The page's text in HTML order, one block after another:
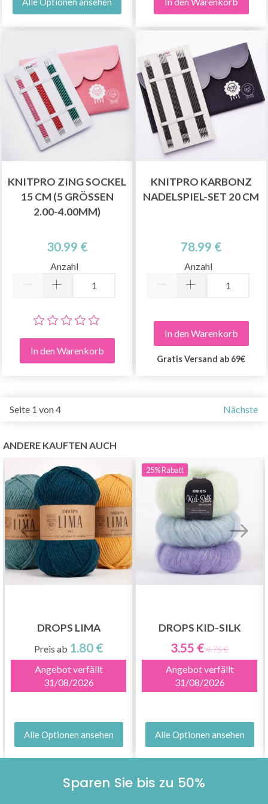
KNITPRO ZING SOCKEL
15 CM (5 GRÖSSEN
2.00-4.00MM)
30.99 €
Anzahl
In den Warenkorb
KNITPRO KARBONZ
NADELSPIEL-SET 20 CM
78.99 €
Anzahl
In den Warenkorb
Gratis Versand ab 69€
Seite 1 von 4 Nächste
ANDERE KAUFTEN AUCH
DROPS LIMA
Preis ab 1.80 €
Angebot verfällt
31/08/2026
Alle Optionen ansehen
25%Rabatt
DROPS KID-SILK
3.55 €4.75 €
Angebot verfällt
31/08/2026
Alle Optionen ansehen
Sparen Sie bis zu 50%